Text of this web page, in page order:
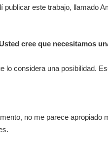
publicar este trabajo, llamado
cree que necesitamos
considera una posibilidad.
no me parece apropiado